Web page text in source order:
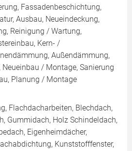
Fassadenbeschichtung,
Ausbau, Neueindeckung,
Reinigung / Wartung,
Kern- /
Außendämmung,
/ Montage, Sanierung
Planung / Montage
Flachdacharbeiten, Blechdach,
Gummidach, Holz Schindeldach,
Eigenheimdächer,
Kunststofffenster,